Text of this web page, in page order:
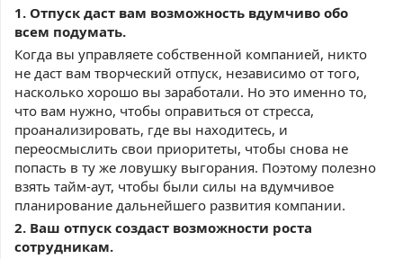
1. Отпуск даст вам возможность вдумчиво обо
всем подумать.
Когда вы управляете собственной компанией, никто
не даст вам творческий отпуск, независимо от того,
насколько хорошо вы заработали. Но это именно то,
что вам нужно, чтобы оправиться от стресса,
проанализировать, где вы находитесь, и
переосмыслить свои приоритеты, чтобы снова не
попасть в ту же ловушку выгорания. Поэтому полезно
взять тайм-аут, чтобы были силы на вдумчивое
планирование дальнейшего развития компании.
2. Ваш отпуск создаст возможности роста
сотрудникам.